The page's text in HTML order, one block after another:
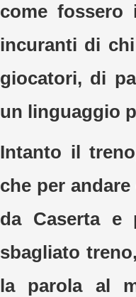
come fossero
incuranti di
giocatori, di
un linguaggio
Intanto il
che per
da Caserta e
sbagliato
la parola al